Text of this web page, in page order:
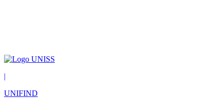
|
UNIFIND